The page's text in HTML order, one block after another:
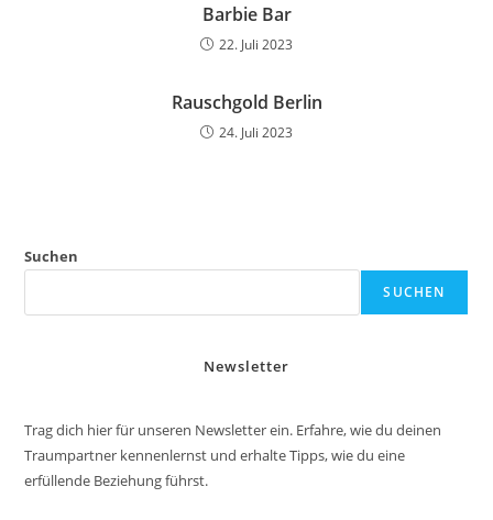
Barbie Bar
22. Juli 2023
Rauschgold Berlin
24. Juli 2023
Suchen
SUCHEN
Newsletter
Trag dich hier für unseren Newsletter ein. Erfahre, wie du deinen
Traumpartner kennenlernst und erhalte Tipps, wie du eine
erfüllende Beziehung führst.